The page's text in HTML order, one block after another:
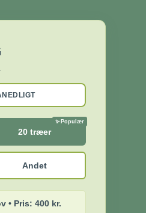
20 træer
Andet
• Pris: 400 kr.